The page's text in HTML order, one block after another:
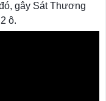
gây Sát Thương
ô.